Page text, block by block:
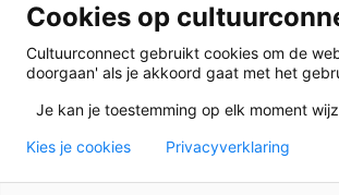
Cookies op
Cultuurconnect gebruikt cookies om de
doorgaan' als je akkoord gaat met het
Je kan je toestemming op elk moment
Kies je cookies
Privacyverklaring